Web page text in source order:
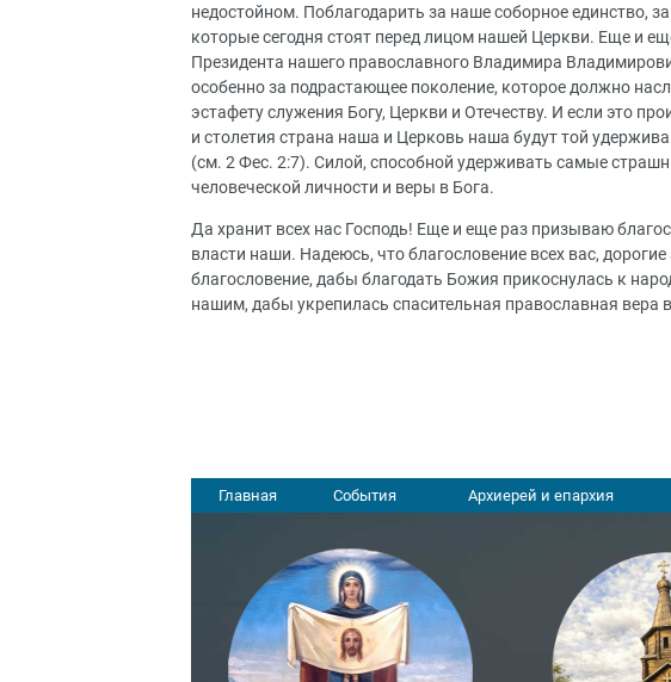
недостойном. Поблагодарить за наше соборное
которые сегодня стоят перед лицом нашей Церкви. Еще и
Президента нашего православного Владимира
особенно за подрастающее поколение, которое должно
эстафету служения Богу, Церкви и Отечеству. И если это
и столетия страна наша и Церковь наша будут той
(см. 2 Фес. 2:7). Силой, способной удерживать самые
человеческой личности и веры в Бога.
Да хранит всех нас Господь! Еще и еще раз призываю
власти наши. Надеюсь, что благословение всех вас,
благословение, дабы благодать Божия прикоснулась к
нашим, дабы укрепилась спасительная православная вера
Главная События Архиерей и епархия